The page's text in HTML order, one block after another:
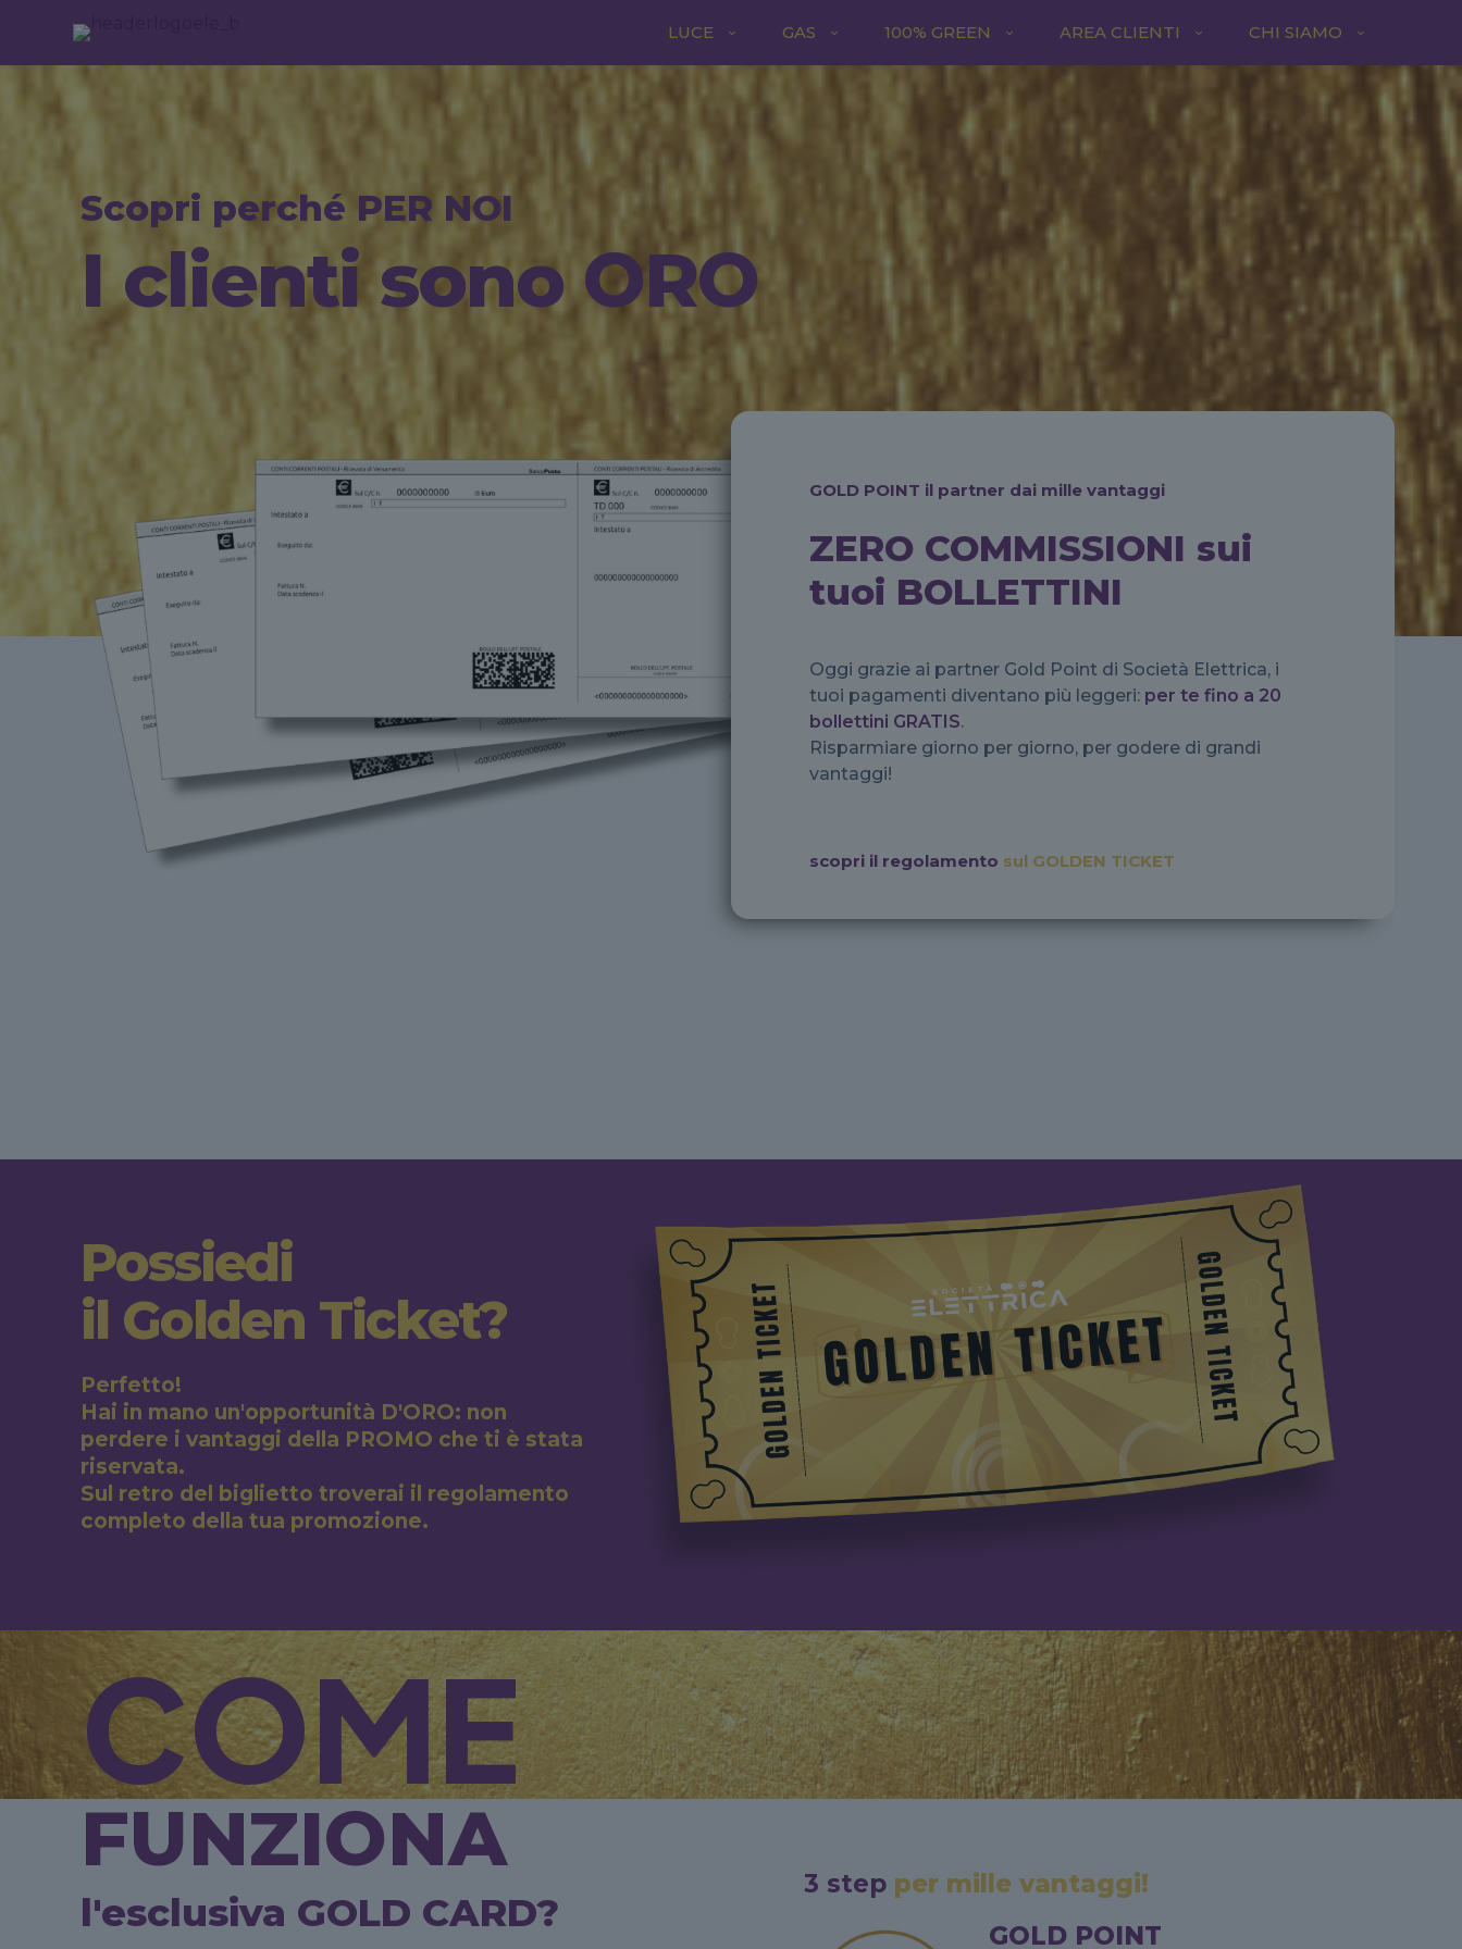
LUCE GAS 100% GREEN AREA CLIENTI CHI SIAMO
Scopri perché PER NOI
I clienti sono ORO
GOLD POINT il partner dai mille vantaggi
ZERO COMMISSIONI sui
tuoi BOLLETTINI
Oggi grazie ai partner Gold Point di Società Elettrica, i
tuoi pagamenti diventano più leggeri: per te fino a 20
bollettini GRATIS.
Risparmiare giorno per giorno, per godere di grandi
vantaggi!
scopri il regolamento sul GOLDEN TICKET
Possiedi
il Golden Ticket?
Perfetto!
Hai in mano un'opportunità D'ORO: non
perdere i vantaggi della PROMO che ti è stata
riservata.
Sul retro del biglietto troverai il regolamento
completo della tua promozione.
COME
FUNZIONA
l'esclusiva GOLD CARD?
3 step per mille vantaggi!
GOLD POINT